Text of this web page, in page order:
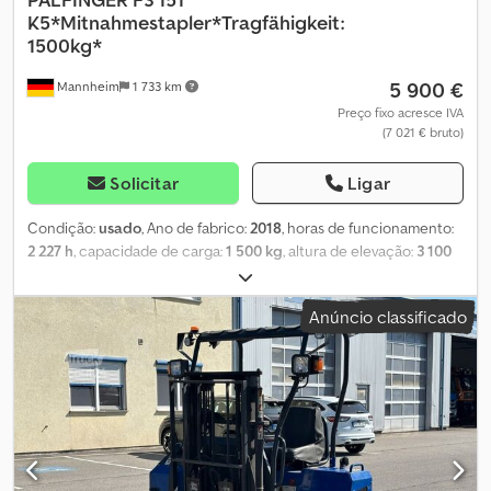
Mannheim 1 733 km
K5*Mitnahmestapler*Tragfähigkeit:
1500kg*
5 900 €
Preço fixo acresce IVA
(7 021 € bruto)
Solicitar Ligar
Condição:usado, Ano de fabrico:2018, horas de funcionamento:
2 227 h, capacidade de carga:1 500 kg, altura de elevação: 3 100
, tipo de engrenagem:
automático, * Número do veículo: P19460 * WhatsApp: Suporte
com inteligência artificial, encaminhamento para o contato
responsável na sua língua. * Motor Lombardini LDW 1003/B1 *
Motor a diesel * Capacidade de carga nominal: 1500 kg * Horas
de operação: 2227 h * Primeiro registo: 10-2018 * Peso em vazio:
1500 kg Dcjdszp S Ivepfx Ak Tsk * Peso bruto total: 2400 kg *
Garfos telescópicos com extensão hidráulica Venda de um
veículo usado no estado em que se encontra, exclusivamente
para empresas ou para exportação. Venda sujeita à exclusão da
Anúncio classificado